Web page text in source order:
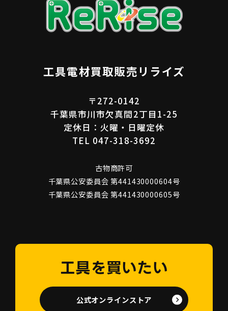
工具電材買取販売リライズ
〒272-0142
千葉県市川市欠真間2丁目1-25
定休日：火曜・日曜定休
TEL 047-318-3692
古物商許可
千葉県公安委員会 第441430000604号
千葉県公安委員会 第441430000605号
工具を買いたい
公式オンラインストア